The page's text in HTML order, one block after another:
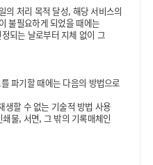
의 처리 목적 달성, 해당 서비스의
불필요하게 되었을 때에는
되는 날로부터 지체 없이 그
파기할 때에는 다음의 방법으로
생할 수 없는 기술적 방법 사용
물, 서면, 그 밖의 기록매체인